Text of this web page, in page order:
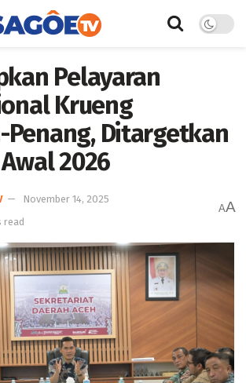
Pelayaran
Krueng
Penang, Ditargetkan
2026
November 14, 2025
read
AA